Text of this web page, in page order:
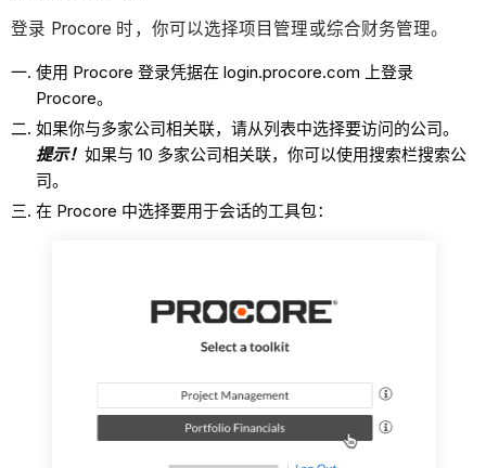
登录 Procore 时，你可以选择项目管理或综合财务管理。
使用 Procore 登录凭据在 login.procore.com 上登录
Procore。
如果你与多家公司相关联，请从列表中选择要访问的公司。
提示！ 如果与 10 多家公司相关联，你可以使用搜索栏搜索公
司。
在 Procore 中选择要用于会话的工具包：